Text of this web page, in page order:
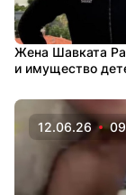
Жена Шавката
и имущество
12.06.26